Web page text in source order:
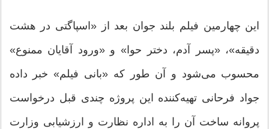
این چهارمین فیلم بلند جوان بعد از «اسپاگتی در هشت
دقیقه»، «پسر آدم، دختر حوا» و «ورود آقایان ممنوع»
محسوب می‌شود و آن طور که «بانی فیلم» خبر داده
جواد فرحانی تهیه‌کننده این پروژه چندی قبل درخواست
پروانه ساخت آن را به اداره نظارت و ارزشیابی وزارت